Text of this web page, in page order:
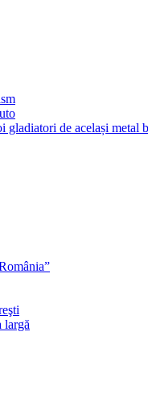
de același metal
largă